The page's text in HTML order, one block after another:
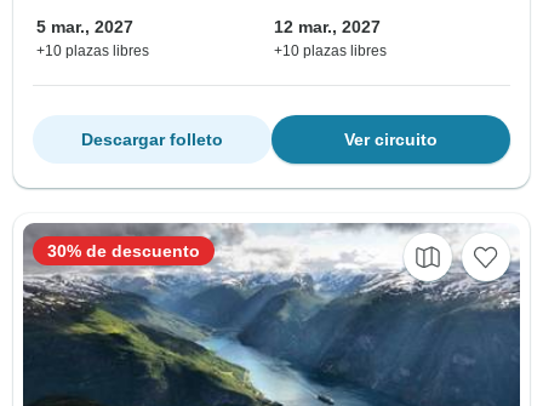
5 mar., 2027
+10 plazas libres
12 mar., 2027
+10 plazas libres
Ver circuito
Descargar folleto
30% de descuento